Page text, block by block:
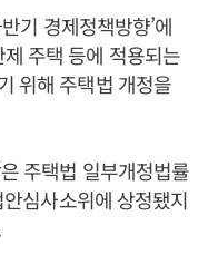
기 경제정책방향’에
주택 등에 적용되는
위해 주택법 개정을
주택법 일부개정법률
심사소위에 상정됐지